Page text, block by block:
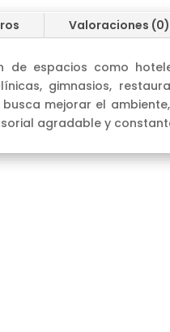
Valoraciones (0)
de espacios como
gimnasios,
mejorar el
agradable y